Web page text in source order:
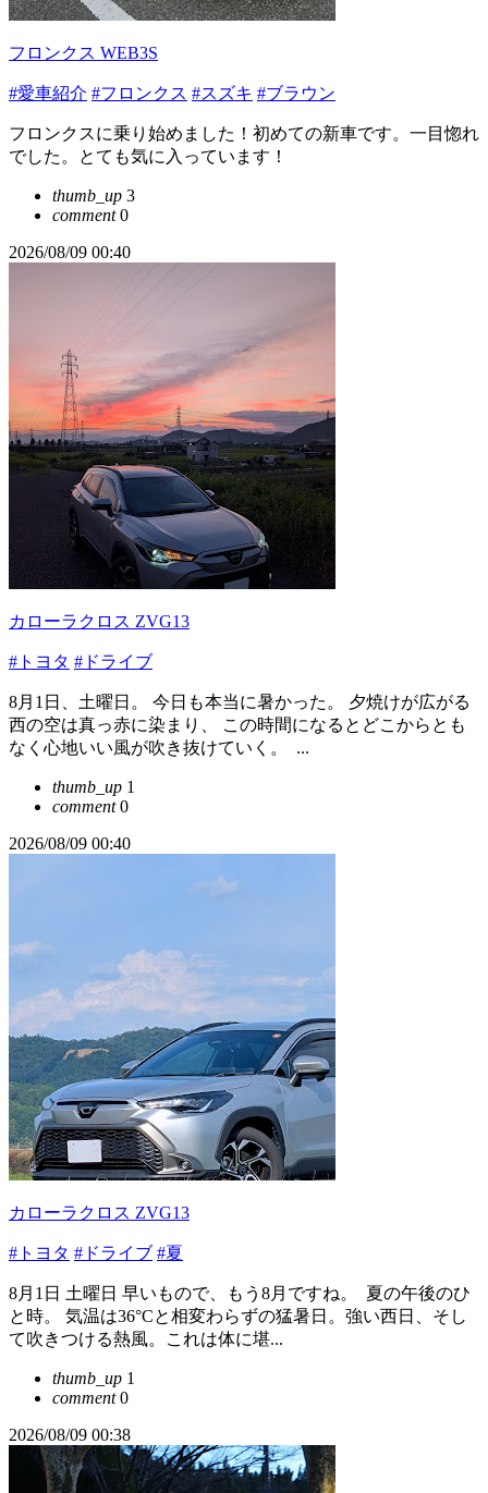
フロンクス WEB3S
#愛車紹介 #フロンクス #スズキ #ブラウン
フロンクスに乗り始めました！初めての新車です。一目惚れ
でした。とても気に入っています！
thumb_up 3
comment0
2026/08/09 00:40
カローラクロス ZVG13
#トヨタ #ドライブ
​8月1日、土曜日。 今日も本当に暑かった。 ​夕焼けが広がる
西の空は真っ赤に染まり、 この時間になるとどこからとも
なく心地いい風が吹き抜けていく。 ​ ...
thumb_up 1
comment0
2026/08/09 00:40
カローラクロス ZVG13
#トヨタ #ドライブ #夏
8月1日 土曜日 ​早いもので、もう8月ですね。 ​ 夏の午後のひ
と時。 気温は36°Cと相変わらずの猛暑日。強い西日、そし
て吹きつける熱風。これは体に堪...
thumb_up 1
comment0
2026/08/09 00:38